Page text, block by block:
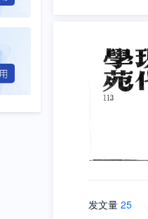
发文量 25